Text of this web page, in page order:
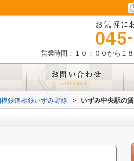
営業時間：１０：００から１
鉄道相鉄いずみ野線 > いずみ中央駅の